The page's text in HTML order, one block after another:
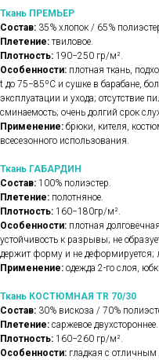
Ткань ПРЕМЬЕР
Состав: 35% хлопок / 65%
Плетение: твиловое.
Плотность: 190−250 гр/м².
Особенности: плотная ткань,
t до 75−85ºС и сушке в барабане,
эксплуатации и ухода; отсутствие
сминаемость; очень долгий срок
Применение: брюки, кителя,
всесезонного использования.
Ткань ГАБАРДИН
Состав: 100% полиэстер.
Плетение: полотняное.
Плотность: 160−180гр/м².
Особенности: плотная
устойчивость к разрывы; не
держит форму и не деформируется;
Применение: одежда 2-го слоя,
Ткань КОСТЮМНАЯ TR 70/30
Состав: 30% вискоза / 70%
Плетение: саржевое двухстороннее.
Плотность: 160−260 гр/м².
Особенности: гладкая с